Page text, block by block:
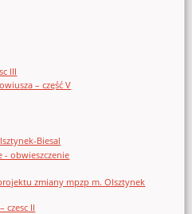
III
– część V
Biesal
- obwieszczenie
zmiany mpzp m. Olsztynek
czesc II